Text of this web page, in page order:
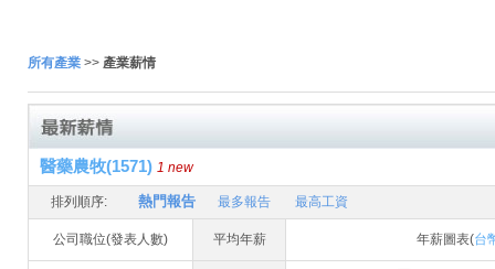
所有產業 >> 產業薪情
醫藥農牧(1571) 1 new
排列順序: 熱門報告 最多報告 最高工資
公司職位(發表人數) 平均年薪 年薪圖表(台